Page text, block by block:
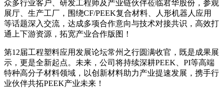
众多行业客户、研发工程师及产业链伙伴莅临君华股份，参观
展厅、生产工厂，围绕CF/PEEK复合材料、人形机器人应用
等话题深入交流，达成多项合作意向与技术对接共识，高效打
通上下游资源，拓宽产业合作版图！
第12届工程塑料应用发展论坛常州之行圆满收官，既是成果展
示，更是全新起点。未来，公司将持续深耕PEEK、PI等高端
特种高分子材料领域，以创新材料助力产业提速发展，携手行
业伙伴共拓PEEK产业未来！